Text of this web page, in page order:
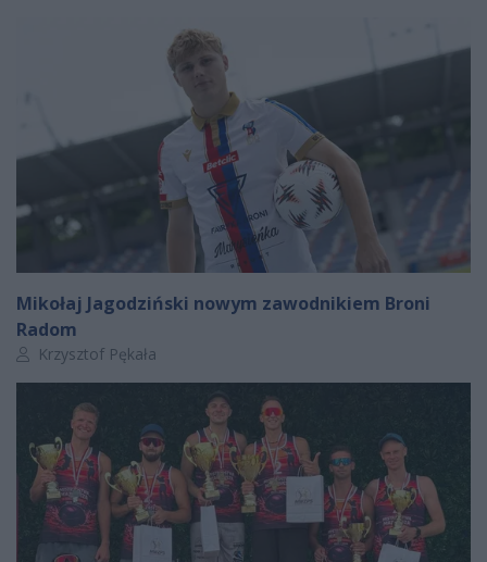
Mikołaj Jagodziński nowym zawodnikiem Broni
Radom
Autor artykułu:
Krzysztof Pękała